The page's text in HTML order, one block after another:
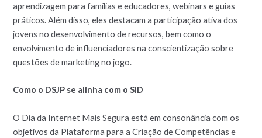
aprendizagem para famílias e educadores, webinars e guias
práticos. Além disso, eles destacam a participação ativa dos
jovens no desenvolvimento de recursos, bem como o
envolvimento de influenciadores na conscientização sobre
questões de marketing no jogo.
Como o DSJP se alinha com o SID
O Dia da Internet Mais Segura está em consonância com os
objetivos da Plataforma para a Criação de Competências e